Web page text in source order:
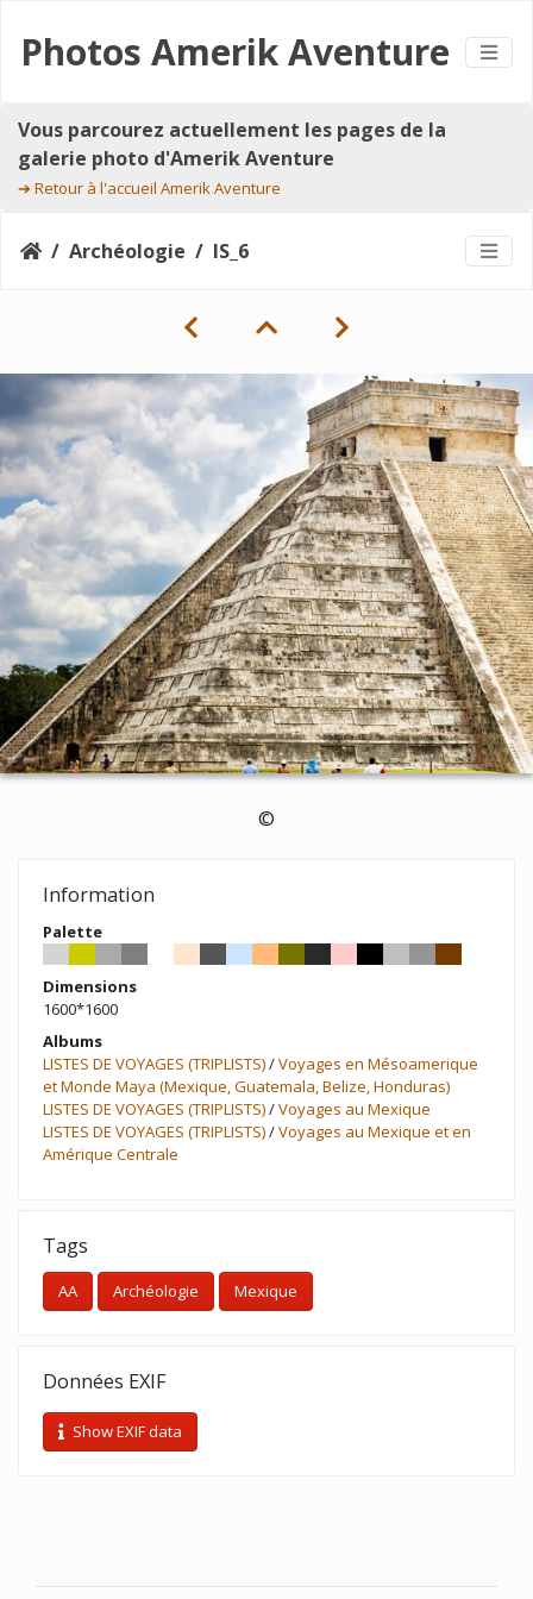
Photos Amerik Aventure
Vous parcourez actuellement les pages de la
galerie photo d'Amerik Aventure
➔ Retour à l'accueil Amerik Aventure
Archéologie IS_6
©
Information
Palette
Dimensions
1600*1600
Albums
LISTES DE VOYAGES (TRIPLISTS)/Voyages en Mésoamerique
et Monde Maya (Mexique, Guatemala, Belize, Honduras)
LISTES DE VOYAGES (TRIPLISTS)/Voyages au Mexique
LISTES DE VOYAGES (TRIPLISTS)/Voyages au Mexique et en
Amérique Centrale
Tags
AA Archéologie Mexique
Données EXIF
Show EXIF data